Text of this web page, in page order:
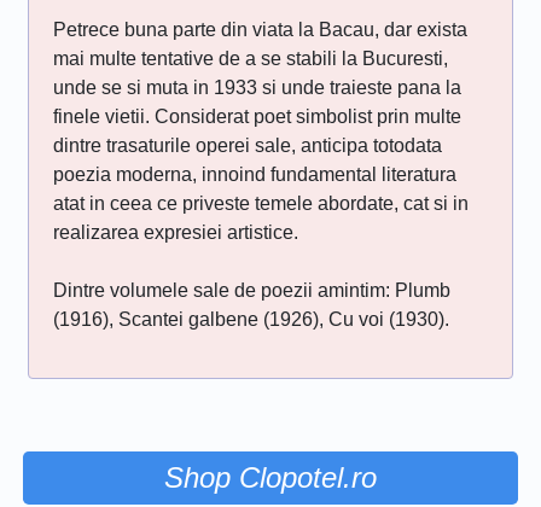
Petrece buna parte din viata la Bacau, dar exista
mai multe tentative de a se stabili la Bucuresti,
unde se si muta in 1933 si unde traieste pana la
finele vietii. Considerat poet simbolist prin multe
dintre trasaturile operei sale, anticipa totodata
poezia moderna, innoind fundamental literatura
atat in ceea ce priveste temele abordate, cat si in
realizarea expresiei artistice.
Dintre volumele sale de poezii amintim: Plumb
(1916), Scantei galbene (1926), Cu voi (1930).
Shop Clopotel.ro